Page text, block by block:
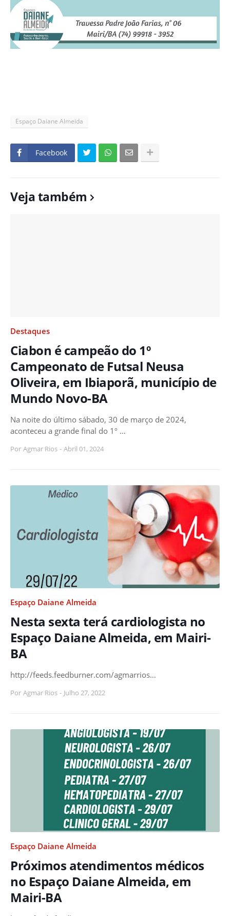
Espaço Daiane Almeida
Facebook
Veja também
Destaques
Ciabon é campeão do 1º
Campeonato de Futsal Neusa
Oliveira, em Ibiaporã, município de
Mundo Novo-BA
Na noite do último sábado, 30 de março de 2024,
aconteceu a grande final do 1º …
Por Agmar Rios - Abril 01, 2024
Espaço Daiane Almeida
Nesta sexta terá cardiologista no
Espaço Daiane Almeida, em Mairi-
BA
http://feeds.feedburner.com/agmarrios…
Por Agmar Rios - Julho 27, 2022
Espaço Daiane Almeida
Próximos atendimentos médicos
no Espaço Daiane Almeida, em
Mairi-BA